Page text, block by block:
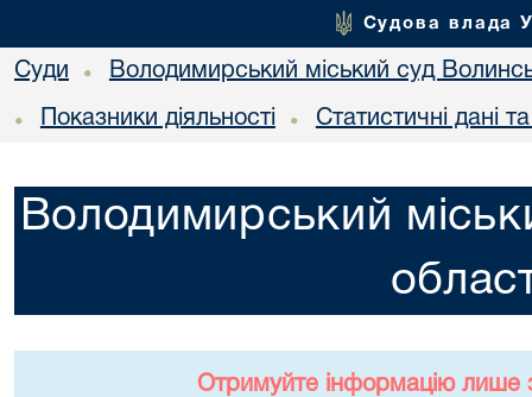
Судова влада
Суди • Володимирський міський суд
• Показники діяльності • Статистичні дані
Володимирський
Отримуйте інформацію лише